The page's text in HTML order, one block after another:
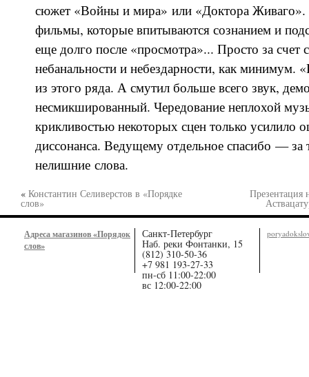
сюжет «Войны и мира» или «Доктора Живаго».
фильмы, которые впитываются сознанием и
еще долго после «просмотра»... Просто за счет
небанальности и небездарности, как минимум.
из этого ряда. А смутил больше всего звук,
несмикшированный. Чередование неплохой
крикливостью некоторых сцен только усилило
диссонанса. Ведущему отдельное спасибо — за
нелишние слова.
« Константин Селиверстов в «Порядке
слов»
Презентация
Адреса магазинов «Порядок
слов»
Санкт-Петербург
Наб. реки Фонтанки, 15
(812) 310-50-36
+7 981 193-27-33
пн-сб 11:00-22:00
вс 12:00-22:00